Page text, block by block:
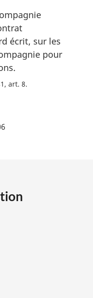
écrit, sur les
pour
art. 8